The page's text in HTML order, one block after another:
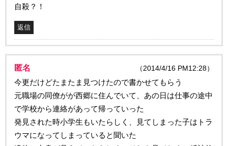
自殺？！
返信
匿名 （2014/4/16 PM12:28）
今更だけどたまたま見つけたので書かせてもらう
元職場の同僚がが西郷に住んでいて、あの日は仕事の途中
で学校から連絡があって帰っていった
発見された時小学生もいたらしく、見てしまった子はトラ
ウマになってしまっていると聞いた